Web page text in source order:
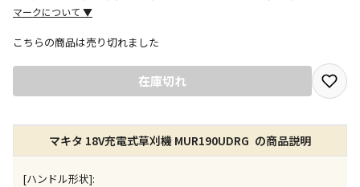
マークについて ▼
宅配や店舗受取を選択できる商品です
店舗のみで受取できる商品です（宅配便でのお届けが
できません）
※同時購入の商品は、全て同じ店舗での受取となりま
す
こちらの商品は売り切れました
在庫切れ
マキタ 18V充電式草刈機 MUR190UDRG の商品説明
[ハンドル形状]: